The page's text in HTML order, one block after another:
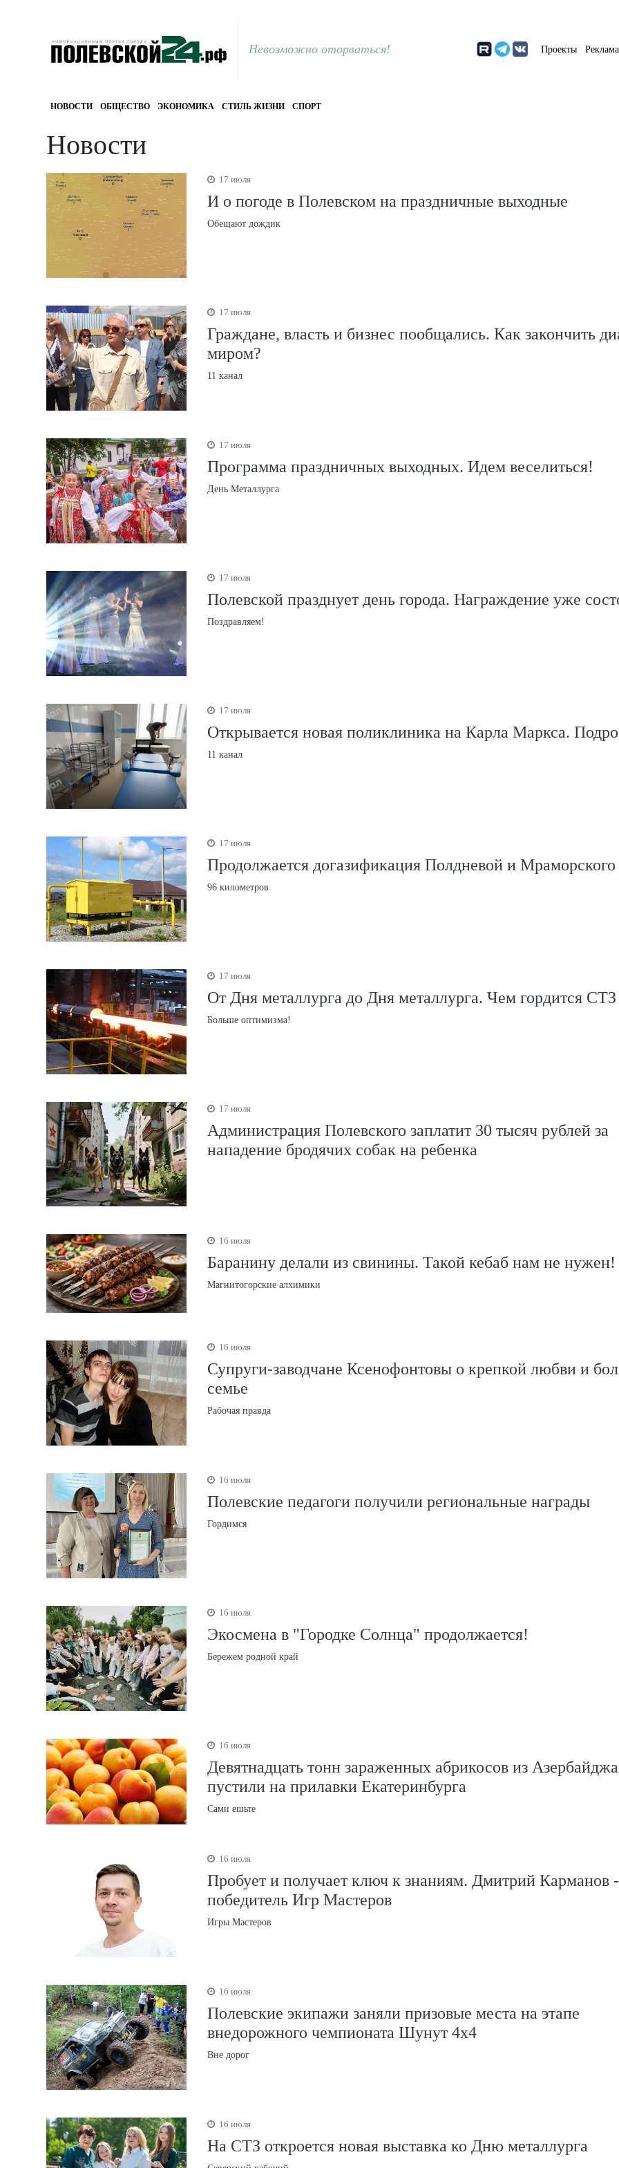
Невозможно оторваться! Проекты Реклама
НОВОСТИ ОБЩЕСТВО ЭКОНОМИКА СТИЛЬ ЖИЗНИ СПОРТ
Новости
17 июля
И о погоде в Полевском на праздничные выходные
Обещают дождик
17 июля
Граждане, власть и бизнес пообщались. Как закончить
миром?
11 канал
17 июля
Программа праздничных выходных. Идем веселиться!
День Металлурга
17 июля
Полевской празднует день города. Награждение уже
Поздравляем!
17 июля
Открывается новая поликлиника на Карла Маркса.
11 канал
17 июля
Продолжается догазификация Полдневой и Мраморского
96 километров
17 июля
От Дня металлурга до Дня металлурга. Чем гордится СТЗ
Больше оптимизма!
17 июля
Администрация Полевского заплатит 30 тысяч рублей за
нападение бродячих собак на ребенка
16 июля
Баранину делали из свинины. Такой кебаб нам не нужен!
Магнитогорские алхимики
16 июля
Супруги-заводчане Ксенофонтовы о крепкой любви и
семье
Рабочая правда
16 июля
Полевские педагоги получили региональные награды
Гордимся
16 июля
Экосмена в "Городке Солнца" продолжается!
Бережем родной край
16 июля
Девятнадцать тонн зараженных абрикосов из
пустили на прилавки Екатеринбурга
Сами ешьте
16 июля
Пробует и получает ключ к знаниям. Дмитрий Карманов -
победитель Игр Мастеров
Игры Мастеров
16 июля
Полевские экипажи заняли призовые места на этапе
внедорожного чемпионата Шунут 4x4
Вне дорог
16 июля
На СТЗ откроется новая выставка ко Дню металлурга